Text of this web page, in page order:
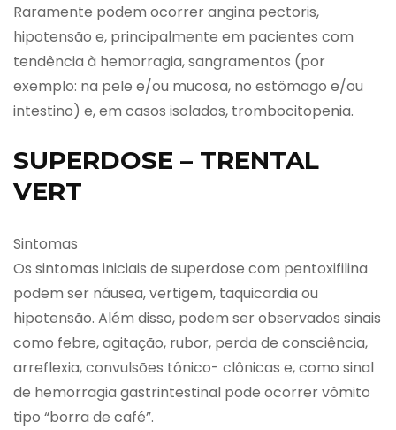
Raramente podem ocorrer angina pectoris,
hipotensão e, principalmente em pacientes com
tendência à hemorragia, sangramentos (por
exemplo: na pele e/ou mucosa, no estômago e/ou
intestino) e, em casos isolados, trombocitopenia.
SUPERDOSE – TRENTAL
VERT
Sintomas
Os sintomas iniciais de superdose com pentoxifilina
podem ser náusea, vertigem, taquicardia ou
hipotensão. Além disso, podem ser observados sinais
como febre, agitação, rubor, perda de consciência,
arreflexia, convulsões tônico- clônicas e, como sinal
de hemorragia gastrintestinal pode ocorrer vômito
tipo “borra de café”.